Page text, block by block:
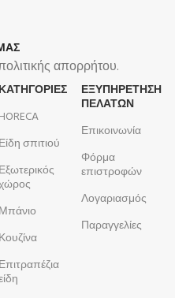
απορρήτου.
ΚΑΤΗΓΟΡΙΕΣ
HORECA
Είδη σπιτιού
Εξωτερικός
Μπάνιο
Κουζίνα
Επιτραπέζια
ΕΞΥΠΗΡΕΤΗΣΗ
ΠΕΛΑΤΩΝ
Επικοινωνία
Φόρμα
επιστροφών
Λογαριασμός
Παραγγελίες